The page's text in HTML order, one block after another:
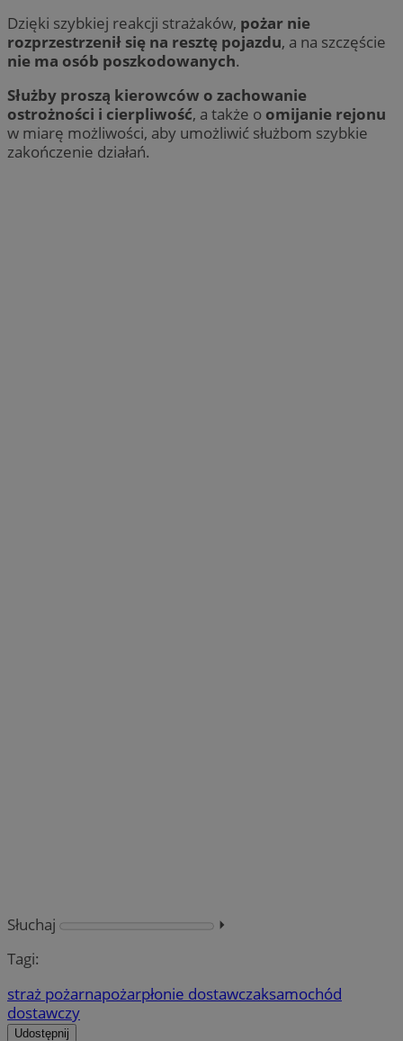
Dzięki szybkiej reakcji strażaków, pożar nie
rozprzestrzenił się na resztę pojazdu, a na szczęście
nie ma osób poszkodowanych.
Służby proszą kierowców o zachowanie
ostrożności i cierpliwość, a także o omijanie rejonu
w miarę możliwości, aby umożliwić służbom szybkie
zakończenie działań.
Słuchaj
⏵︎
Tagi:
straż pożarnapożarpłonie dostawczaksamochód
dostawczy
Udostępnij